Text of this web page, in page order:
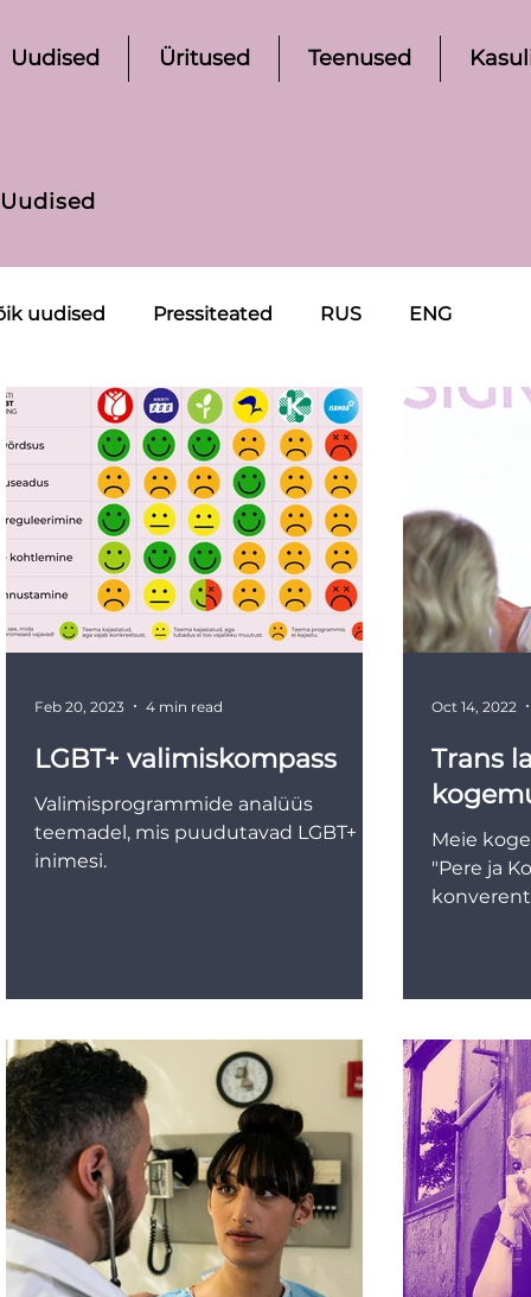
Uudised Üritused Teenused
Uudised
uudised Pressiteated RUS ENG
LGBT+ valimiskompass
Valimisprogrammide analüüs
teemadel, mis puudutavad LGBT+
inimesi.
Feb 20, 2023 4 min read
Trans
Meie
"Pere ja
Oct 14, 2022